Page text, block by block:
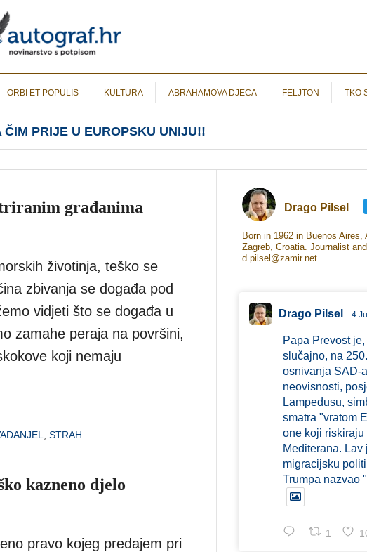
ORBI ET POPULIS KULTURA ABRAHAMOVA DJECA FELJTON TKO
ČIM PRIJE U EUROPSKU UNIJU!!
građanima
životinja, teško se
zbivanja se događa pod
vidjeti što se događa u
zamahe peraja na površini,
koji nemaju
STRAH
kazneno djelo
pravo kojeg predajem pri
Drago Pilsel
Born in 1962 in Buenos Aires,
Zagreb, Croatia. Journalist
d.pilsel@zamir.net
Drago Pilsel 4 Jul
Papa Prevost
slučajno, na
osnivanja SAD-
neovisnosti,
Lampedusu,
smatra "vratom
one koji
Mediterana. Lav
migracijsku
Trumpa nazvao
1